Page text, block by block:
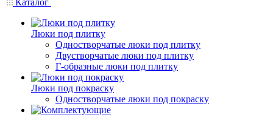
Каталог
Люки под плитку
Одностворчатые люки под плитку
Двустворчатые люки под плитку
Г-образные люки под плитку
Люки под покраску
Одностворчатые люки под покраску